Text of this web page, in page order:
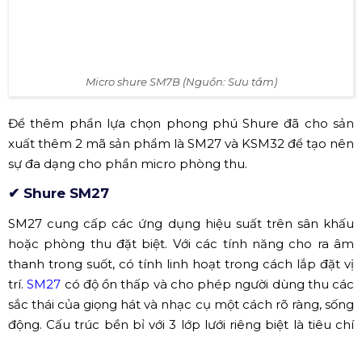
Micro shure SM7B (Nguồn: Sưu tầm)
Để thêm phần lựa chọn phong phú Shure đã cho sản
xuất thêm 2 mã sản phẩm là SM27 và KSM32 để tạo nên
sự đa dạng cho phần micro phòng thu.
✔ Shure SM27
SM27 cung cấp các ứng dụng hiệu suất trên sân khấu